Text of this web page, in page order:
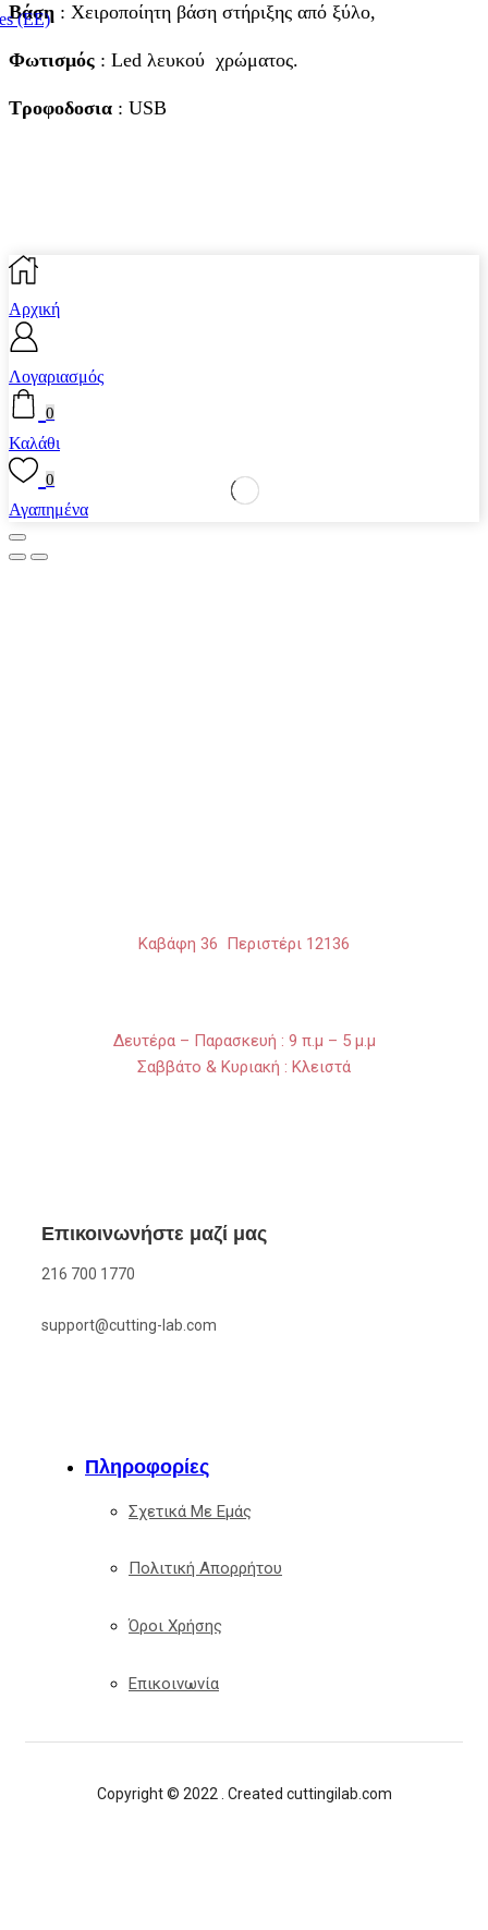
(ΕΕ)
Bάση : Χειροποίητη βάση στήριξης από ξύλο,
Φωτισμός : Led λευκού χρώματος.
Τροφοδοσια : USB
Αρχική
Λογαριασμός
0
Καλάθι
0
Αγαπημένα
Καβάφη 36 Περιστέρι 12136
Δευτέρα – Παρασκευή : 9 π.μ – 5 μ.μ
Σαββάτο & Κυριακή : Κλειστά
Επικοινωνήστε μαζί μας
216 700 1770
support@cutting-lab.com
Πληροφορίες
Σχετικά Με Εμάς
Πολιτική Απορρήτου
Όροι Χρήσης
Επικοινωνία
Copyright © 2022 . Created cuttingilab.com